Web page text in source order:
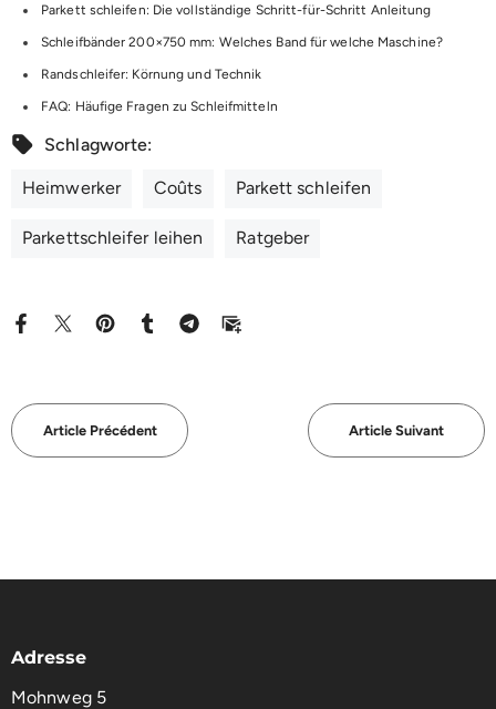
Parkett schleifen: Die vollständige Schritt-für-Schritt Anleitung
Schleifbänder 200×750 mm: Welches Band für welche Maschine?
Randschleifer: Körnung und Technik
FAQ: Häufige Fragen zu Schleifmitteln
Schlagworte:
Heimwerker Coûts Parkett schleifen
Parkettschleifer leihen Ratgeber
Article Précédent Article Suivant
Adresse
Mohnweg 5